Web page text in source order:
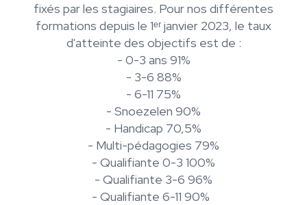
fixés par les stagiaires. Pour nos différentes
formations depuis le 1ᵉʳ janvier 2023, le taux
d'atteinte des objectifs est de :
- 0-3 ans 91%
- 3-6 88%
- 6-11 75%
- Snoezelen 90%
- Handicap 70,5%
- Multi-pédagogies 79%
- Qualifiante 0-3 100%
- Qualifiante 3-6 96%
- Qualifiante 6-11 90%